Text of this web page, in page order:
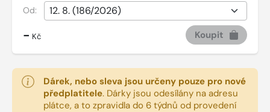
Od:
- Kč Koupit
Dárek, nebo sleva jsou určeny pouze pro nové
předplatitele. Dárky jsou odesílány na adresu
plátce, a to zpravidla do 6 týdnů od provedení